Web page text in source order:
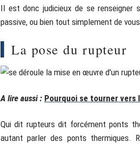
Il est donc judicieux de se renseigner
passive, ou bien tout simplement de
La pose du rupteur
A lire aussi : Pourquoi se tourner vers
Qui dit rupteurs dit forcément ponts
autant parler des ponts thermiques.